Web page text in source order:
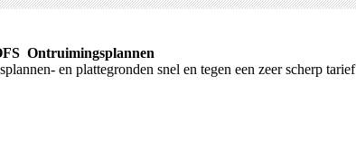
Ontruimingsplannen
en plattegronden snel en tegen een zeer scherp tarief